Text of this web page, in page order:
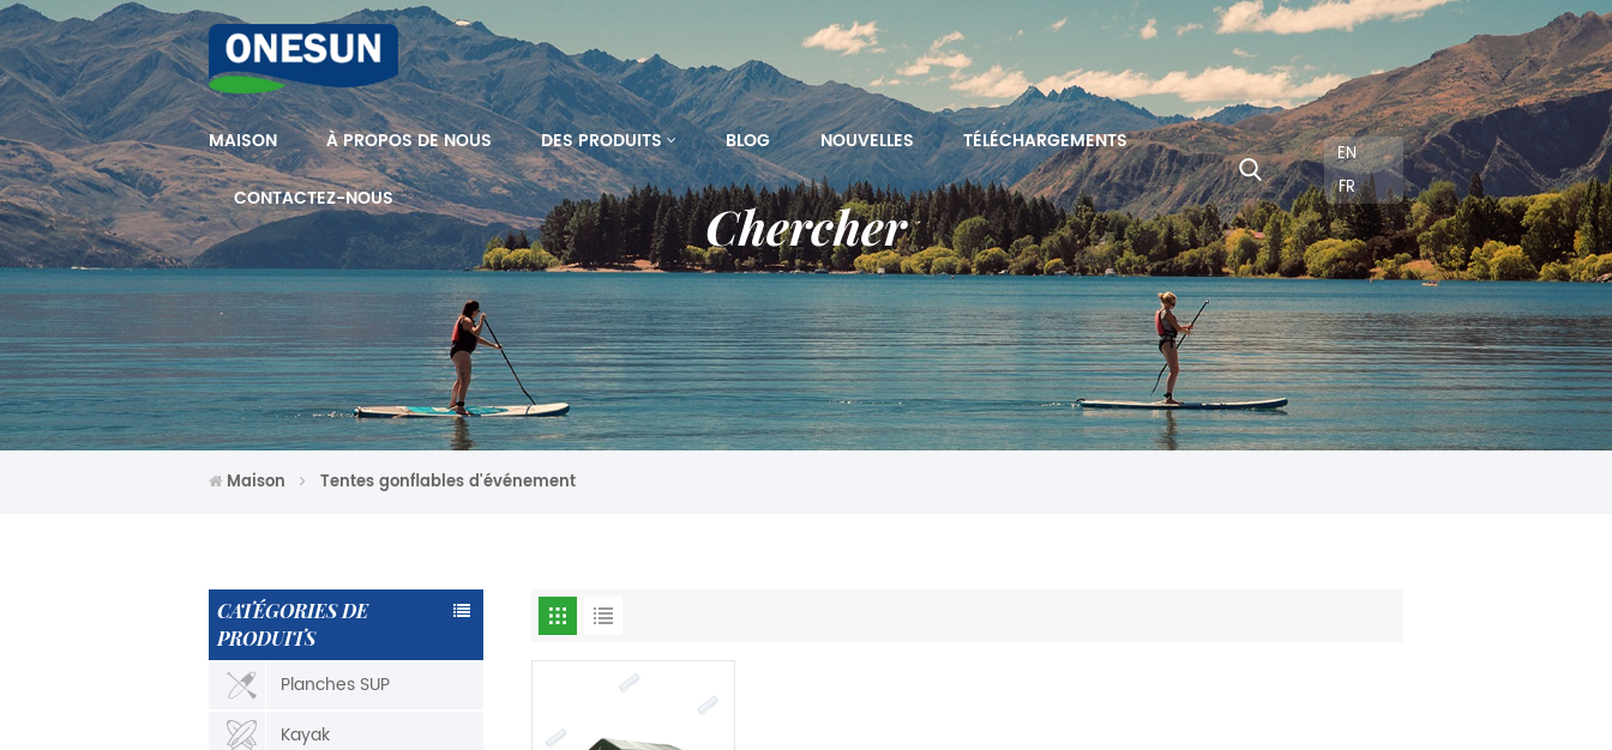
MAISON À PROPOS DE NOUS DES PRODUITS BLOG NOUVELLES TÉLÉCHARGEMENTS
CONTACTEZ-NOUS
EN
FR
Chercher
Maison Tentes gonflables d'événement
CATÉGORIES DE
PRODUITS
Planches SUP
Kayak